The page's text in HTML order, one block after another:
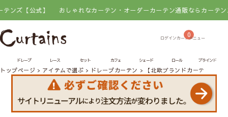
】 おしゃれなカーテン・オーダーカーテン通販ならカーテンズ【公式】
0
ドレープ レース セット カフェ シェード ロール ブラインド
トップページ アイテムで選ぶ ドレープカーテン 【北欧ブランドカーテン】ユ